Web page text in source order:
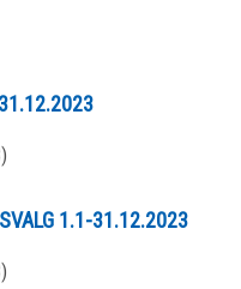
1.1-31.12.2023